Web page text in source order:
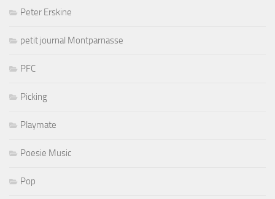
Peter Erskine
petit journal Montparnasse
PFC
Picking
Playmate
Poesie Music
Pop